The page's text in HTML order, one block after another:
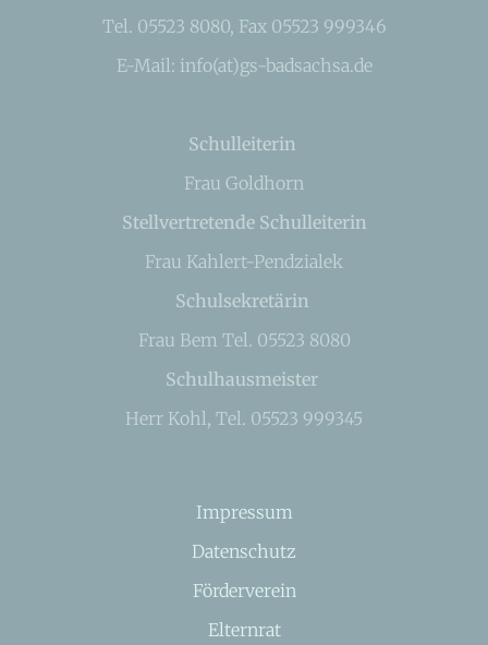
Tel. 05523 8080, Fax 05523 999346
E-Mail: info(at)gs-badsachsa.de
Schulleiterin
Frau Goldhorn
Stellvertretende Schulleiterin
Frau Kahlert-Pendzialek
Schulsekretärin
Frau Bem Tel. 05523 8080
Schulhausmeister
Herr Kohl, Tel. 05523 999345
Impressum
Datenschutz
Förderverein
Elternrat